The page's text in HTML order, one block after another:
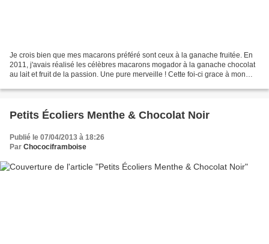
Je crois bien que mes macarons préféré sont ceux à la ganache fruitée. En
2011, j'avais réalisé les célèbres macarons mogador à la ganache chocolat
au lait et fruit de la passion. Une pure merveille ! Cette foi-ci grace à mon
Petits Écoliers Menthe & Chocolat Noir
Publié le 07/04/2013 à 18:26
Par Chocociframboise